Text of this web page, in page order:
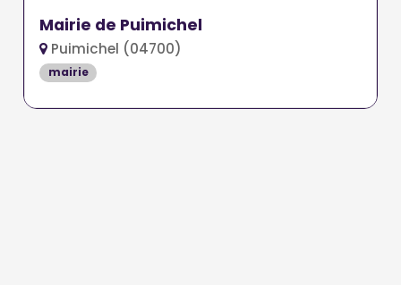
Mairie de Puimichel
Puimichel (04700)
mairie